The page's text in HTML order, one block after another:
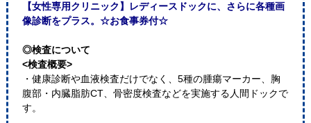
【女性専用クリニック】レディースドックに、さらに各種画
像診断をプラス。☆お食事券付☆
◎検査について
<検査概要>
・健康診断や血液検査だけでなく、5種の腫瘍マーカー、胸
腹部・内臓脂肪CT、骨密度検査などを実施する人間ドックで
す。